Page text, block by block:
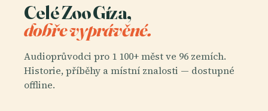
Celé Zoo Gíza,
dobře vyprávěné.
Audioprůvodci pro 1 100+ měst ve 96 zemích.
Historie, příběhy a místní znalosti — dostupné
offline.